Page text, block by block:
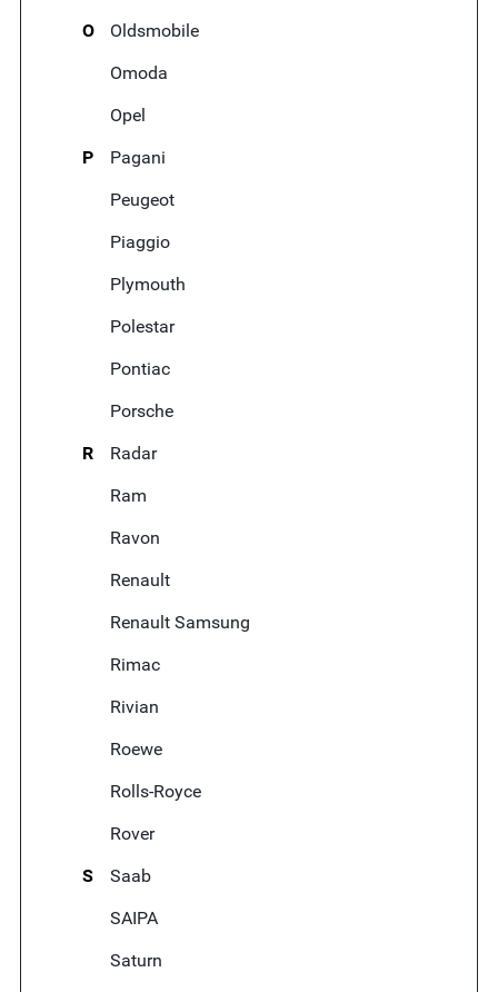
O
Oldsmobile
Omoda
Opel
P
Pagani
Peugeot
Piaggio
Plymouth
Polestar
Pontiac
Porsche
R
Radar
Ram
Ravon
Renault
Renault Samsung
Rimac
Rivian
Roewe
Rolls-Royce
Rover
S
Saab
SAIPA
Saturn